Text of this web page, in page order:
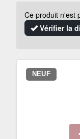
Ce produit n'est
Vérifier la
NEUF